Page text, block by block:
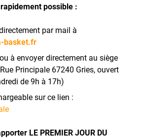
possible :
par mail à
basket.fr
à envoyer directement au siège
Principale 67240 Gries, ouvert
de 9h à 17h)
sur ce lien :
LE PREMIER JOUR DU